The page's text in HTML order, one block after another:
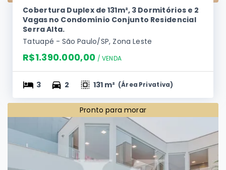
Ref.:JM785
Cobertura Duplex de 131m², 3 Dormitórios e 2
Vagas no Condomínio Conjunto Residencial
Serra Alta.
R$1.390.000,00 / VENDA
131 m² (Área Privativa
Pronto para morar